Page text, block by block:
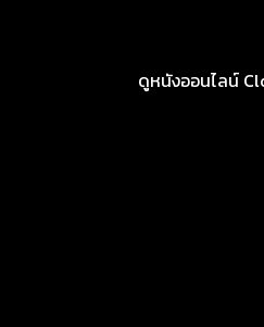
ดูหนังออนไลน์